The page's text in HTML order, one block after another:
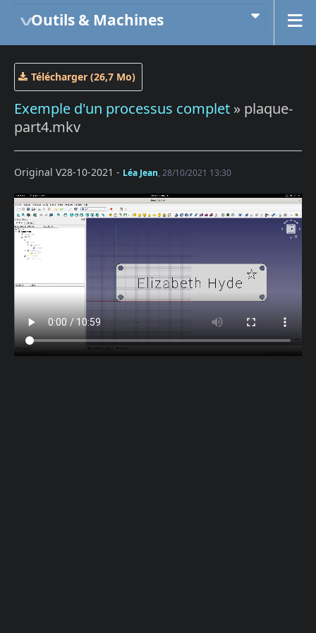
Outils & Machines
Télécharger (26,7 Mo)
Exemple d'un processus complet » plaque-
part4.mkv
Original V28-10-2021 - Léa Jean, 28/10/2021 13:30